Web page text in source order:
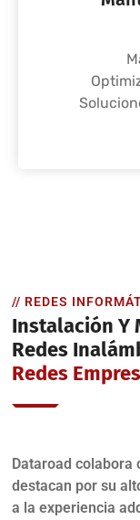
// REDES
Instalación Y
Redes
Redes
Dataroad colabora
destacan por su
a la experiencia